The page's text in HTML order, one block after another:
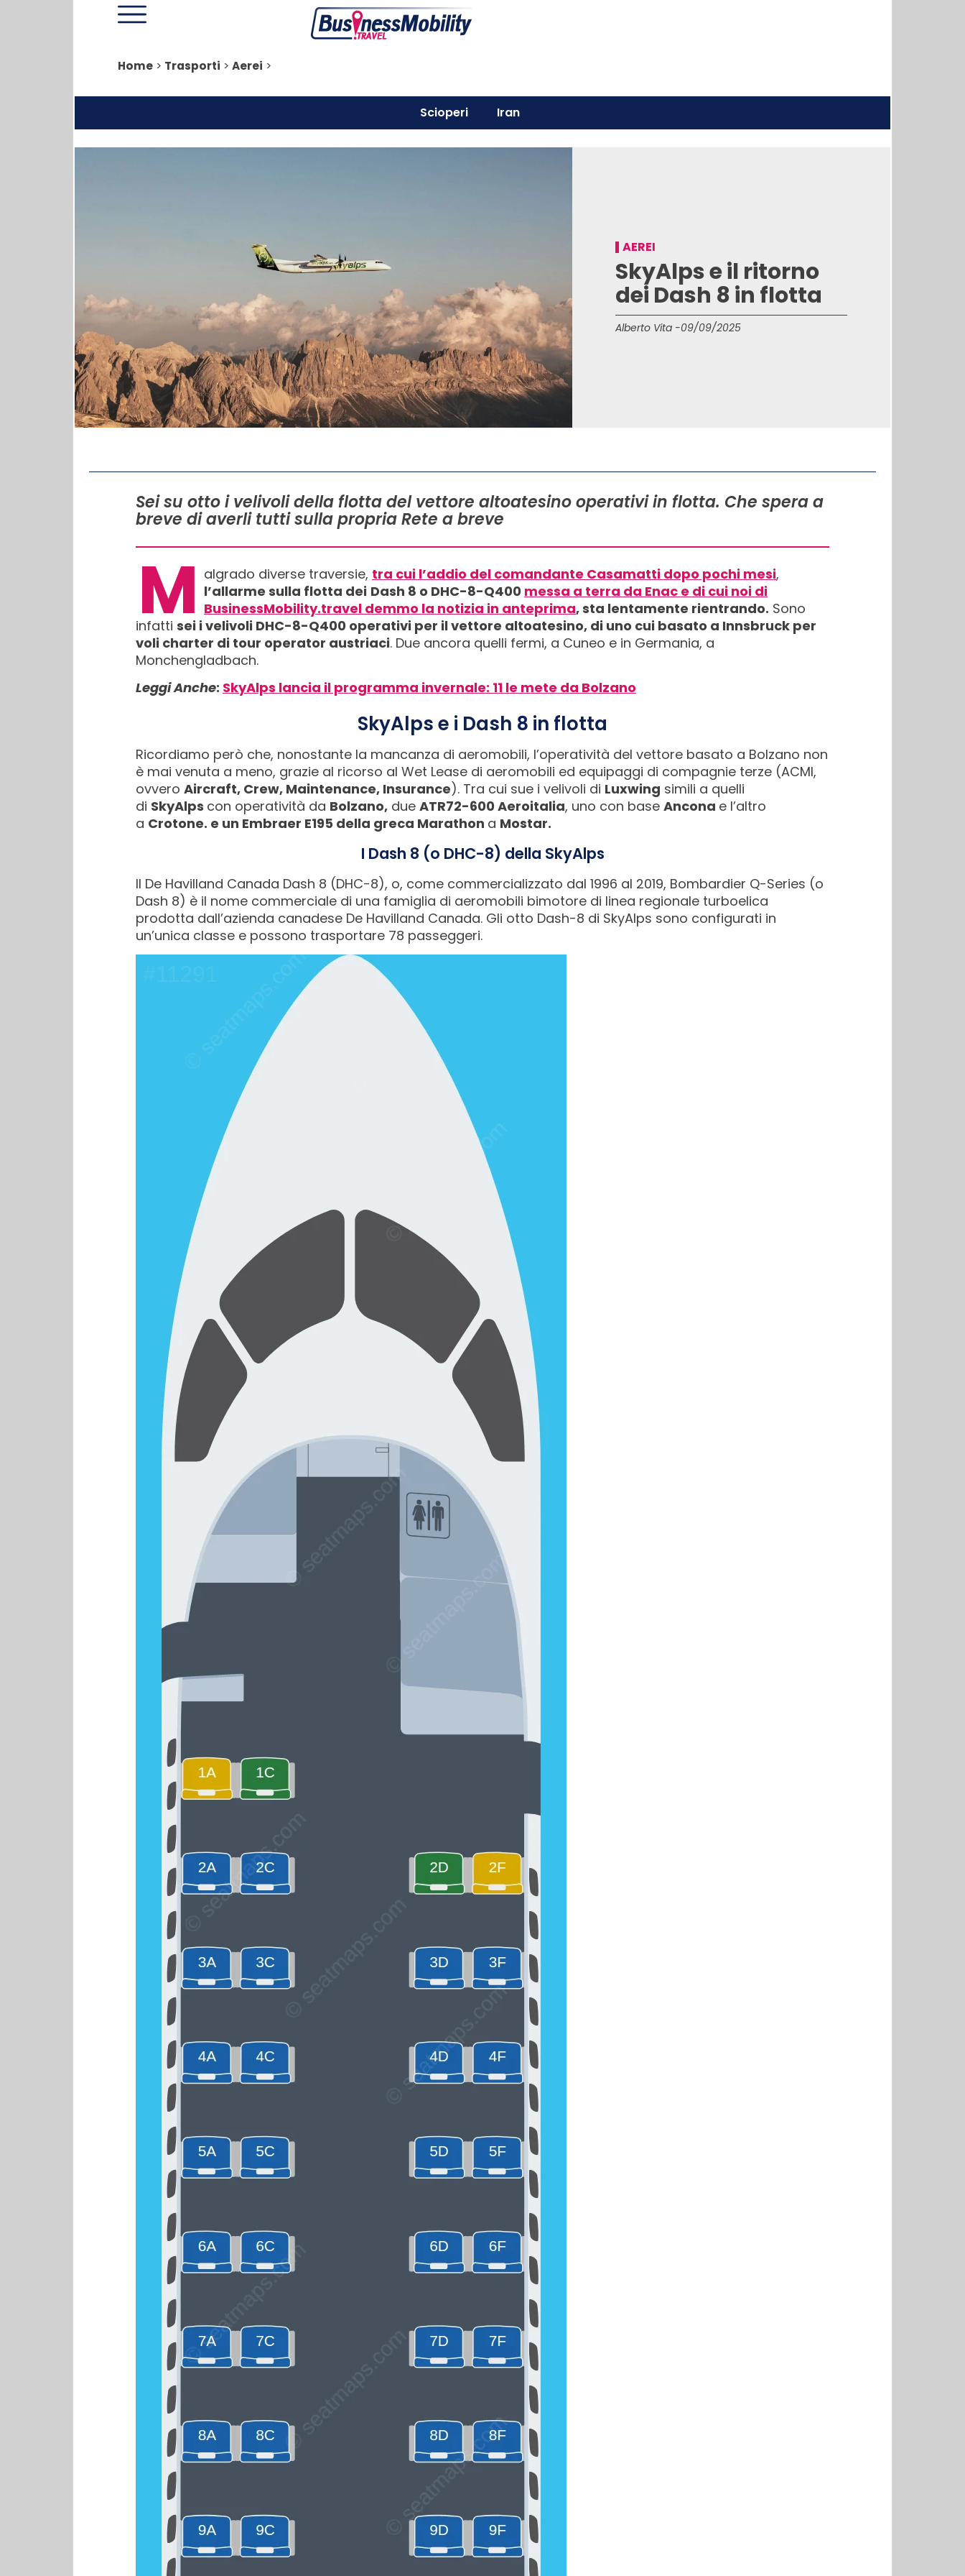
Home > Trasporti > Aerei >
Scioperi Iran
AEREI
SkyAlps e il ritorno
dei Dash 8 in flotta
Alberto Vita -09/09/2025
Sei su otto i velivoli della flotta del vettore altoatesino operativi in flotta. Che spera a
breve di averli tutti sulla propria Rete a breve
M algrado diverse traversie, tra cui l’addio del comandante Casamatti dopo pochi mesi,
l’allarme sulla flotta dei Dash 8 o DHC-8-Q400 messa a terra da Enac e di cui noi di
BusinessMobility.travel demmo la notizia in anteprima, sta lentamente rientrando. Sono
infatti sei i velivoli DHC-8-Q400 operativi per il vettore altoatesino, di uno cui basato a Innsbruck per
voli charter di tour operator austriaci. Due ancora quelli fermi, a Cuneo e in Germania, a
Monchengladbach.
Leggi Anche: SkyAlps lancia il programma invernale: 11 le mete da Bolzano
SkyAlps e i Dash 8 in flotta
Ricordiamo però che, nonostante la mancanza di aeromobili, l’operatività del vettore basato a Bolzano non
è mai venuta a meno, grazie al ricorso al Wet Lease di aeromobili ed equipaggi di compagnie terze (ACMI,
ovvero Aircraft, Crew, Maintenance, Insurance). Tra cui sue i velivoli di Luxwing simili a quelli
di SkyAlps con operatività da Bolzano, due ATR72-600 Aeroitalia, uno con base Ancona e l’altro
a Crotone. e un Embraer E195 della greca Marathon a Mostar.
I Dash 8 (o DHC-8) della SkyAlps
Il De Havilland Canada Dash 8 (DHC-8), o, come commercializzato dal 1996 al 2019, Bombardier Q-Series (o
Dash 8) è il nome commerciale di una famiglia di aeromobili bimotore di linea regionale turboelica
prodotta dall’azienda canadese De Havilland Canada. Gli otto Dash-8 di SkyAlps sono configurati in
un’unica classe e possono trasportare 78 passeggeri.